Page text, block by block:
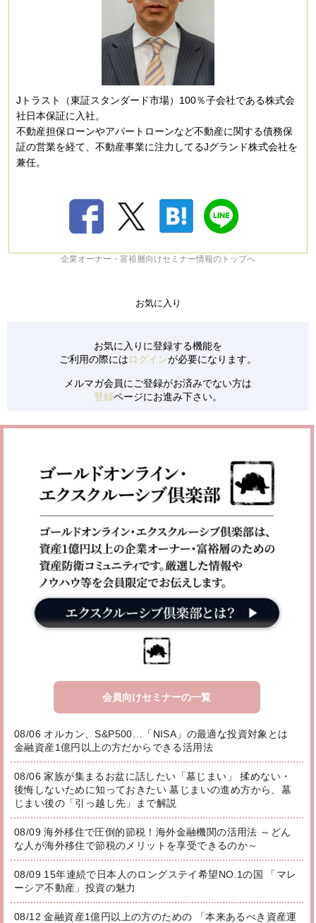
Jトラスト（東証スタンダード市場）100％子会社である株式会
社日本保証に入社。
不動産担保ローンやアパートローンなど不動産に関する債務保
証の営業を経て、不動産事業に注力してるJグランド株式会社を
兼任。
企業オーナー・富裕層向けセミナー情報のトップへ
お気に入り
お気に入りに登録する機能を
ご利用の際にはログインが必要になります。
メルマガ会員にご登録がお済みでない方は
登録ページにお進み下さい。
会員向けセミナーの一覧
08/06 オルカン、S&P500…「NISA」の最適な投資対象とは
金融資産1億円以上の方だからできる活用法
08/06 家族が集まるお盆に話したい「墓じまい」 揉めない・
後悔しないために知っておきたい 墓じまいの進め方から、墓
じまい後の「引っ越し先」まで解説
08/09 海外移住で圧倒的節税！海外金融機関の活用法 ～どん
な人が海外移住で節税のメリットを享受できるのか～
08/09 15年連続で日本人のロングステイ希望NO.1の国 「マレ
ーシア不動産」投資の魅力
08/12 金融資産1億円以上の方のための 「本来あるべき資産運